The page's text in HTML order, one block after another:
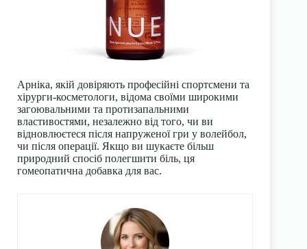
Арніка, якій довіряють професійні спортсмени та
хірурги-косметологи, відома своїми широкими
загоювальними та протизапальними
властивостями, незалежно від того, чи ви
відновлюєтеся після напруженої гри у волейбол,
чи після операції. Якщо ви шукаєте більш
природний спосіб полегшити біль, ця
гомеопатична добавка для вас.